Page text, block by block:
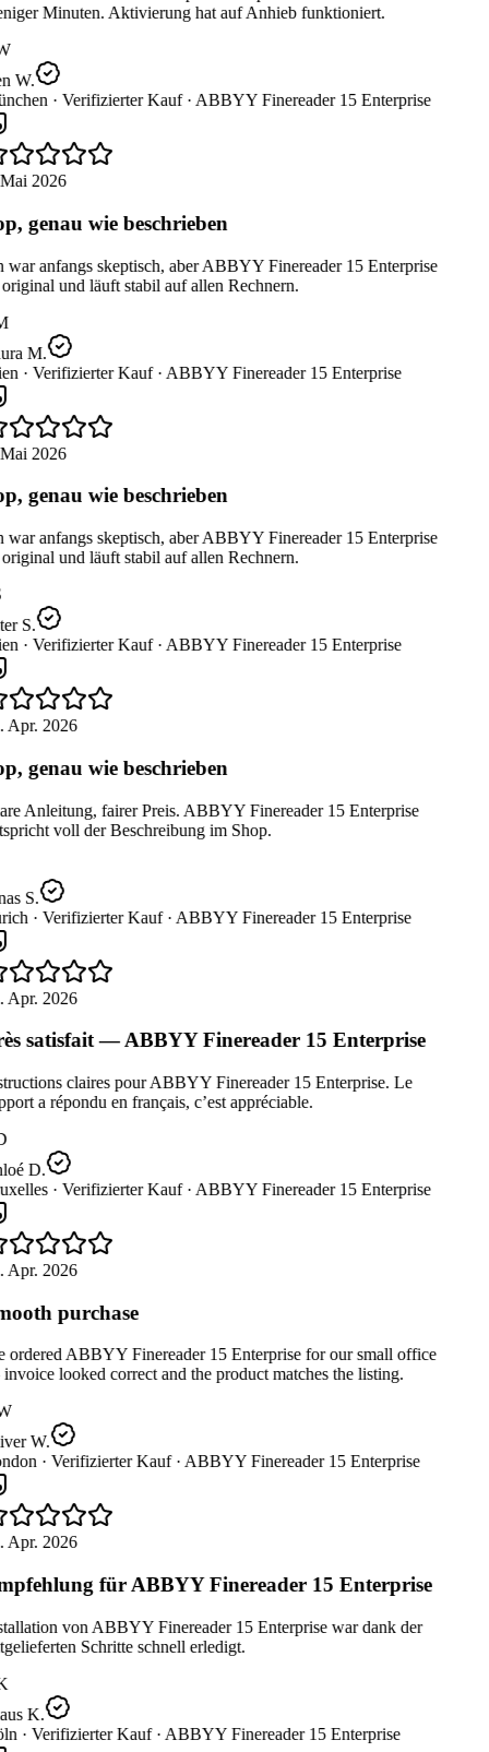
Minuten. Aktivierung hat auf Anhieb funktioniert.
W.
· Verifizierter Kauf ·ABBYY Finereader 15 Enterprise
2026
genau wie beschrieben
anfangs skeptisch, aber ABBYY Finereader 15 Enterprise
und läuft stabil auf allen Rechnern.
M.
· Verifizierter Kauf ·ABBYY Finereader 15 Enterprise
2026
genau wie beschrieben
anfangs skeptisch, aber ABBYY Finereader 15 Enterprise
und läuft stabil auf allen Rechnern.
S.
· Verifizierter Kauf ·ABBYY Finereader 15 Enterprise
Apr. 2026
genau wie beschrieben
Anleitung, fairer Preis. ABBYY Finereader 15 Enterprise
voll der Beschreibung im Shop.
S.
· Verifizierter Kauf ·ABBYY Finereader 15 Enterprise
Apr. 2026
satisfait — ABBYY Finereader 15 Enterprise
claires pour ABBYY Finereader 15 Enterprise. Le
a répondu en français, c’est appréciable.
D.
· Verifizierter Kauf ·ABBYY Finereader 15 Enterprise
Apr. 2026
purchase
ordered ABBYY Finereader 15 Enterprise for our small office
looked correct and the product matches the listing.
W.
· Verifizierter Kauf ·ABBYY Finereader 15 Enterprise
Apr. 2026
für ABBYY Finereader 15 Enterprise
von ABBYY Finereader 15 Enterprise war dank der
Schritte schnell erledigt.
K.
· Verifizierter Kauf ·ABBYY Finereader 15 Enterprise